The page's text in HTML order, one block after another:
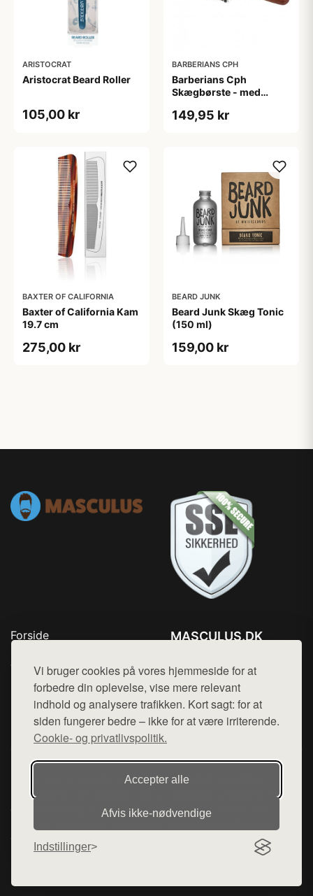
Vi bruger cookies på vores hjemmeside for at
forbedre din oplevelse, vise mere relevant
indhold og analysere trafikken. Kort sagt: for at
siden fungerer bedre – ikke for at være irriterende.
Cookie- og privatlivspolitik.
Accepter alle
Afvis ikke‑nødvendige
Indstillinger
ARISTOCRAT
Aristocrat Beard Roller
105,00 kr
BARBERIANS CPH
Barberians Cph
Skægbørste - med
149,95 kr
BAXTER OF CALIFORNIA
Baxter of California Kam
19.7 cm
275,00 kr
BEARD JUNK
Beard Junk Skæg Tonic
(150 ml)
159,00 kr
Forside
Top Rabatter
Kontakt
MASCULUS.DK
Mail: hej@want.dk
Cookie- og privatlivspolitik
Denne side er en del af want.dk, der udgiver en række
hjemmesider med præsentation af forskellige produkter fra
diverse webshops. Der sælges ikke varer fra denne side - vi
henviser til de shops, som sælger varen. Vi har heller ikke
varerne på lager.